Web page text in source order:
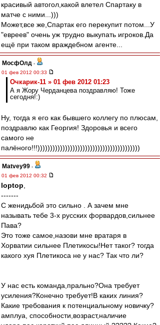
красивый автогол,какой влетел Спартаку в
матче с ними...)))
Может,все же,Спартак его перекупит потом...У
"евреев" очень уж трудно выкупать игроков.Да
ещё при таком враждебном агенте...
МосфОлд -
01 фев 2012 00:33
Очкарик-11 » 01 фев 2012 01:23
А я Жору Черданцева поздравляю! Тоже
сегодня!:)
Ну, тогда я его как бывшего коллегу по плюсам,
поздравлю как Георгия! Здоровья и всего
самого не
палёного!!!)))))))))))))))))))))))))))))))))))))))))
Matvey99 -
01 фев 2012 00:32
loptop
-------
С женидьбой это сильно . А зачем мне
называть тебе 3-х русских форвардов,сильнее
Пава?
Это тоже самое,назови мне вратаря в
Хорватии сильнее Плетикосы!Нет таког? тогда
какого хуя Плетикоса не у нас? Так что ли?
У нас есть команда,прально?Она требует
усиления?Конечно требует!В каких линия?
Какие требования к потенциальному новичку?
амплуа, способности,возраст,наличие